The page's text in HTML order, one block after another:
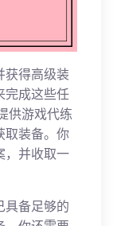
获得高级装
完成这些任
供游戏代练
取装备。你
，并收取一
具备足够的